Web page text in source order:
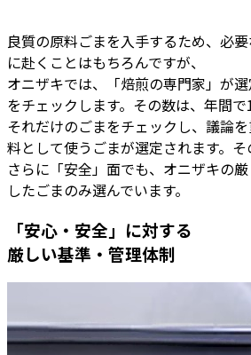
良質の原料ごまを入手するため、必
に赴くことはもちろんですが、
オニザキでは、「焙煎の専門家」が
をチェックします。その数は、年間で
それだけのごまをチェックし、議論
料として使うごまが選定されます。そ
さらに「安全」面でも、オニザキの
したごまのみ選んでいます。
「安心・安全」に対する
厳しい基準・管理体制